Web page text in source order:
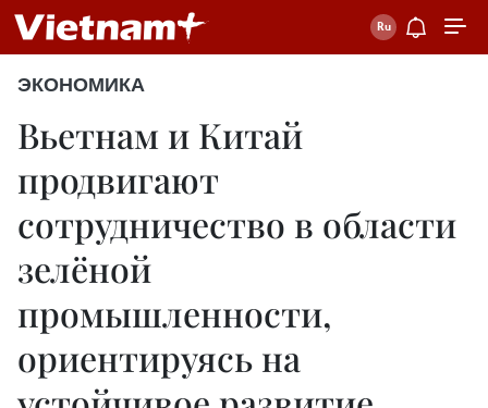
ЭКОНОМИКА
Вьетнам и Китай
продвигают
сотрудничество в области
зелёной
промышленности,
ориентируясь на